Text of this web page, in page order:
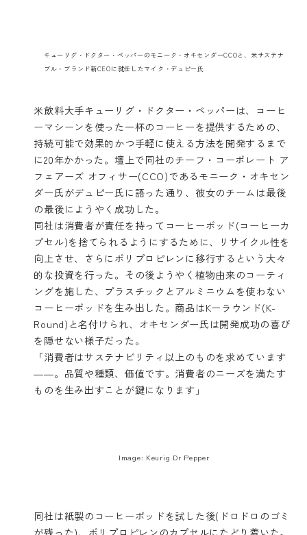
キューリグ・ドクター・ペッパーのモニーク・オキセンダーCCOと、米サステナ
ブル・ブランド新CEOに就任したマイク・デュピー氏
米飲料大手キューリグ・ドクター・ペッパーは、コーヒ
ーマシーンを使った一杯のコーヒーを提供するための、
持続可能で効果的かつ手軽に使える方法を開発するまで
に20年かかった。壇上で同社のチーフ・コーポレート ア
フェアーズ オフィサー(CCO)であるモニーク・オキセン
ダー氏がデュピー氏に語った通り、彼女のチームは最後
の最後にようやく成功した。
同社は消費者が責任を持ってコーヒーポッド(コーヒーカ
プセル)を捨てられるようにするために、リサイクル性を
向上させ、さらにポリプロピレンに移行するという大々
的な投資を行った。その後ようやく植物由来のコーティ
ングを施した、プラスチックとアルミニウムを使わない
コーヒーポッドを生み出した。商品はKーラウンド(K-
Round)と名付けられ、オキセンダー氏は開発成功の喜び
を隠せない様子だった。
「消費者はサステナビリティ以上のものを求めています
――。品質や種類、価値です。消費者のニーズを満たす
ものを生み出すことが鍵になります」
Image: Keurig Dr Pepper
同社は紙製のコーヒーポッドを試した後(ドロドロのゴミ
が残った)、ポリプロピレンのカプセルにたどり着いた。